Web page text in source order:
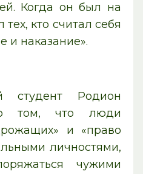
Когда он был на
кто считал себя
и наказание».
студент Родион
о том, что люди
и «право
личностями,
чужими